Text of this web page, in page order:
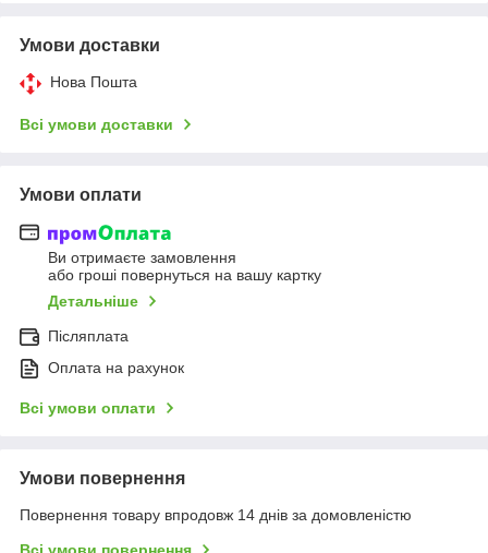
Умови доставки
Нова Пошта
Всі умови доставки
Умови оплати
Ви отримаєте замовлення
або гроші повернуться на вашу картку
Детальніше
Післяплата
Оплата на рахунок
Всі умови оплати
Умови повернення
Повернення товару впродовж 14 днів за домовленістю